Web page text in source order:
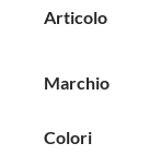
Articolo
Marchio
Colori